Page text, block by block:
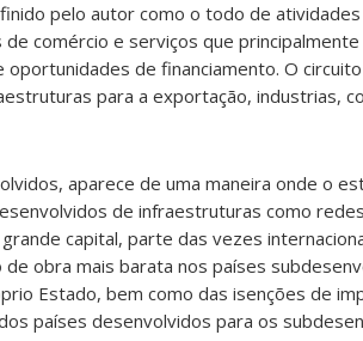
pelo autor como o todo de
comércio e serviços que
de financiamento. O
para a exportação, industrias,
aparece de uma maneira onde o
de infraestruturas como
capital, parte das vezes
obra mais barata nos países
Estado, bem como das isenções de
países desenvolvidos para os